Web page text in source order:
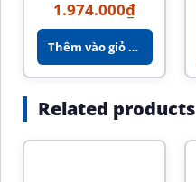
Hiệu Suất Lọc
Cao
1.974.000₫
Thêm vào giỏ hàng
Related products